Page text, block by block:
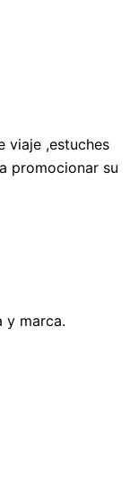
viaje ,estuches
promocionar su
y marca.